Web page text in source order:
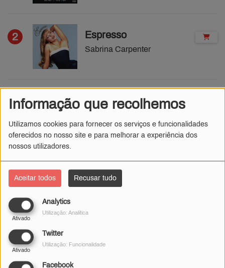
Informação que recolhemos
Utilizamos cookies para fornecer os serviços e funcionalidades
oferecidos no nosso site e para melhorar a experiência dos
nossos utilizadores.
Aceitar todos Recusar tudo
Analytics
Ativado
Utilização: Analítica
Twitter
Ativado
Utilização: Funcionalidade
Facebook
2 Espresso
Sabrina Carpenter
3 Cruel Summer
4
Plutonio
5
Bárbara Bandeira